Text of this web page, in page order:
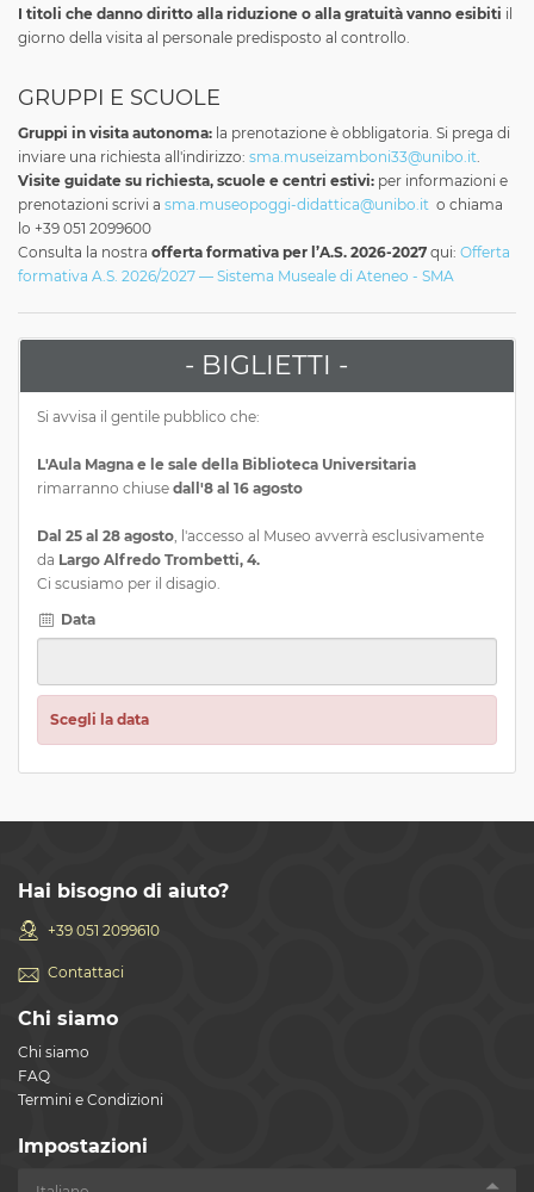
I titoli che danno diritto alla riduzione o alla gratuità vanno esibiti il
giorno della visita al personale predisposto al controllo.
GRUPPI E SCUOLE
Gruppi in visita autonoma: la prenotazione è obbligatoria. Si prega di
inviare una richiesta all'indirizzo: sma.museizamboni33@unibo.it.
Visite guidate su richiesta, scuole e centri estivi: per informazioni e
prenotazioni scrivi a sma.museopoggi-didattica@unibo.it o chiama
lo +39 051 2099600
Consulta la nostra offerta formativa per l’A.S. 2026-2027 qui: Offerta
formativa A.S. 2026/2027 — Sistema Museale di Ateneo - SMA
- BIGLIETTI -
Si avvisa il gentile pubblico che:
L'Aula Magna e le sale della Biblioteca Universitaria
rimarranno chiuse dall'8 al 16 agosto
Dal 25 al 28 agosto, l'accesso al Museo avverrà esclusivamente
da Largo Alfredo Trombetti, 4.
Ci scusiamo per il disagio.
Data
Scegli la data
Hai bisogno di aiuto?
+39 051 2099610
Contattaci
Chi siamo
Chi siamo
FAQ
Termini e Condizioni
Impostazioni